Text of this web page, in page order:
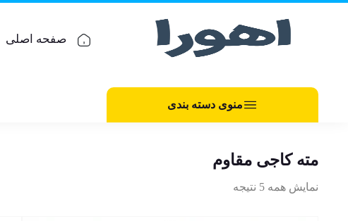
صفحه اصلی
منوی دسته بندی
مته کاجی مقاوم
نمایش همه 5 نتیجه